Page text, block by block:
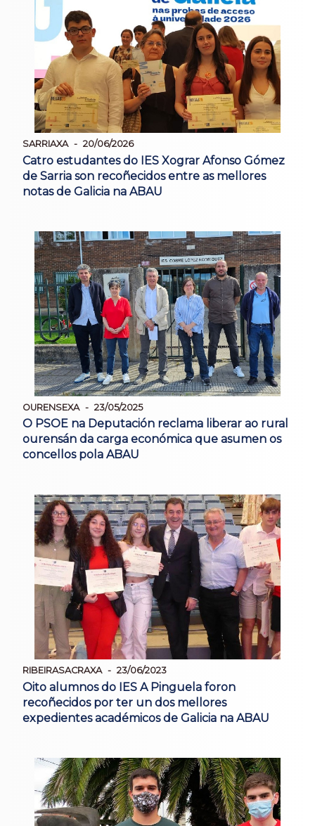
SARRIAXA 20/06/2026
Catro estudantes do IES Xograr Afonso Gómez
de Sarria son recoñecidos entre as mellores
notas de Galicia na ABAU
OURENSEXA 23/05/2025
O PSOE na Deputación reclama liberar ao rural
ourensán da carga económica que asumen os
concellos pola ABAU
RIBEIRASACRAXA 23/06/2023
Oito alumnos do IES A Pinguela foron
recoñecidos por ter un dos mellores
expedientes académicos de Galicia na ABAU